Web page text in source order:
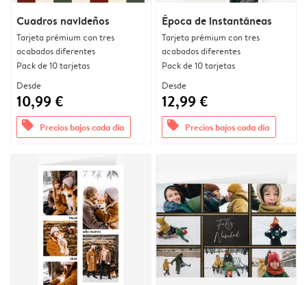
Cuadros navideños
Tarjeta prémium con tres
acabados diferentes
Pack de 10 tarjetas
Desde
10,99 €
offers Precios bajos cada día
Época de instantáneas
Tarjeta prémium con tres
acabados diferentes
Pack de 10 tarjetas
Desde
12,99 €
offers Precios bajos cada día